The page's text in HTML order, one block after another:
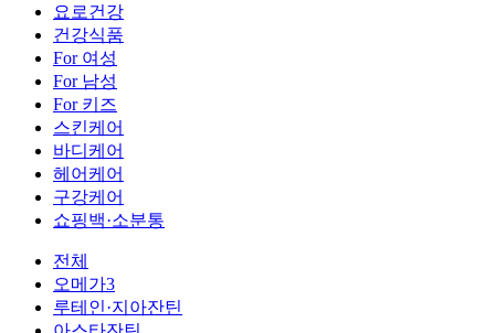
요로건강
건강식품
For 여성
For 남성
For 키즈
스킨케어
바디케어
헤어케어
구강케어
쇼핑백·소분통
전체
오메가3
루테인·지아잔틴